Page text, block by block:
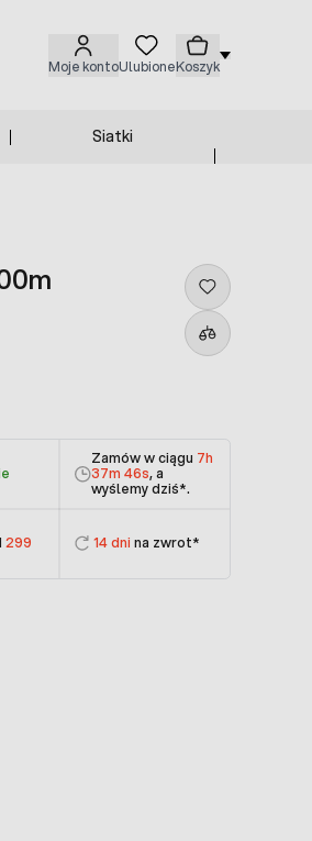
Moje kontoUlubioneKoszyk
Siatki
Zamów w ciągu 7h
37m 46s, a
wyślemy dziś*.
299
14 dni na zwrot*